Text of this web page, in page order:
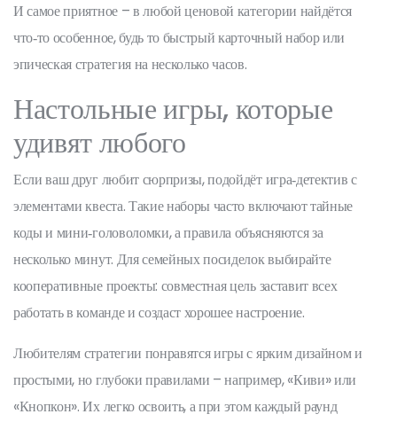
И самое приятное – в любой ценовой категории найдётся
что‑то особенное, будь то быстрый карточный набор или
эпическая стратегия на несколько часов.
Настольные игры, которые
удивят любого
Если ваш друг любит сюрпризы, подойдёт игра‑детектив с
элементами квеста. Такие наборы часто включают тайные
коды и мини‑головоломки, а правила объясняются за
несколько минут. Для семейных посиделок выбирайте
кооперативные проекты: совместная цель заставит всех
работать в команде и создаст хорошее настроение.
Любителям стратегии понравятся игры с ярким дизайном и
простыми, но глубоки правилами – например, «Киви» или
«Кнопкон». Их легко освоить, а при этом каждый раунд